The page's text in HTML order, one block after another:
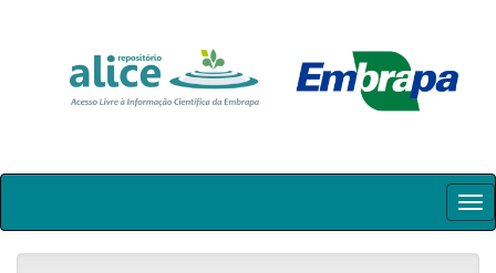
Skip